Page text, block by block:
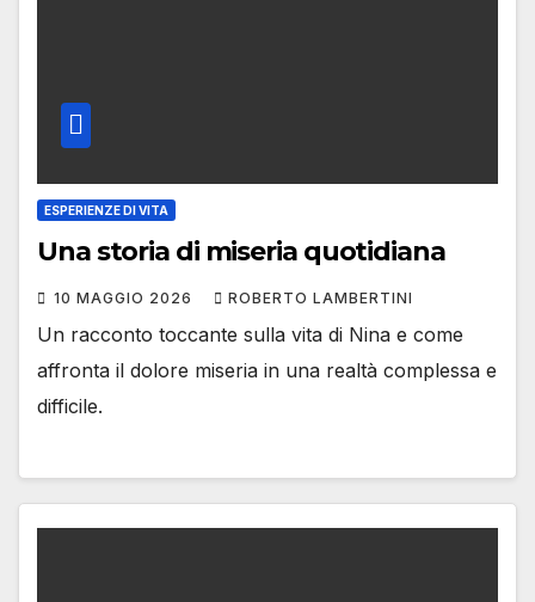
ESPERIENZE DI VITA
Una storia di miseria quotidiana
10 MAGGIO 2026 ROBERTO LAMBERTINI
Un racconto toccante sulla vita di Nina e come
affronta il dolore miseria in una realtà complessa e
difficile.